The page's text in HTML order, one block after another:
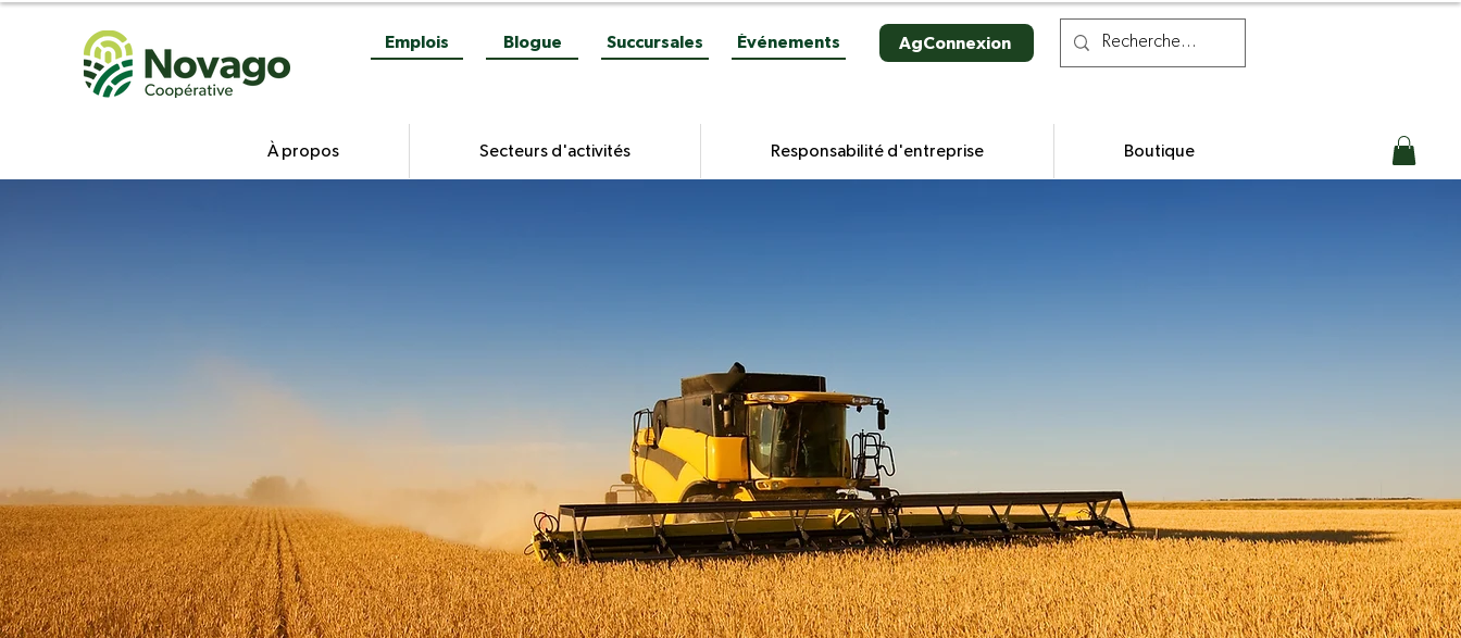
Emplois Blogue Succursales Événements AgConnexion
À propos Secteurs d'activités Responsabilité d'entreprise Boutique